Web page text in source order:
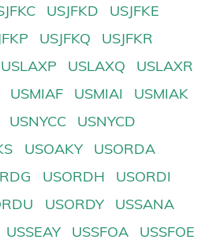
USJFKD
USJFKE
USJFKQ
USJFKR
USLAXP USLAXQ
USLAXR
USMIAF USMIAI
USMIAK
USNYCC
USNYCD
USOAKY
USORDA
USORDH
USORDI
USORDY
USSANA
USSEAY USSFOA
USSFOE